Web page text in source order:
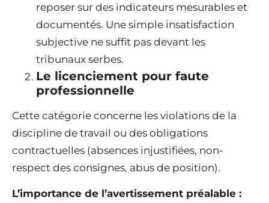
reposer sur des indicateurs mesurables et
documentés. Une simple insatisfaction
subjective ne suffit pas devant les
tribunaux serbes.
Le licenciement pour faute
professionnelle
Cette catégorie concerne les violations de la
discipline de travail ou des obligations
contractuelles (absences injustifiées, non-
respect des consignes, abus de position).
L’importance de l’avertissement préalable :